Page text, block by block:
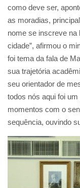
como deve ser,
as moradias,
nome se inscreve na
cidade”, afirmou o
foi tema da fala de
sua trajetória
seu orientador de
todos nós aqui foi
momentos com o
sequência, ouvindo